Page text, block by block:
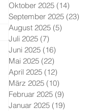
Oktober 2025 (14)
September 2025 (23)
August 2025 (5)
Juli 2025 (7)
Juni 2025 (16)
Mai 2025 (22)
April 2025 (12)
März 2025 (10)
Februar 2025 (9)
Januar 2025 (19)